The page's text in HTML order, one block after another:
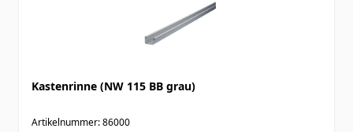
Kastenrinne (NW 115 BB grau)
Artikelnummer: 86000